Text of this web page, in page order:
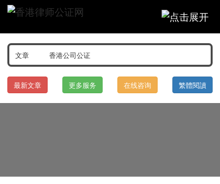
最新文章 更多服务 在线咨询 繁體閱讀